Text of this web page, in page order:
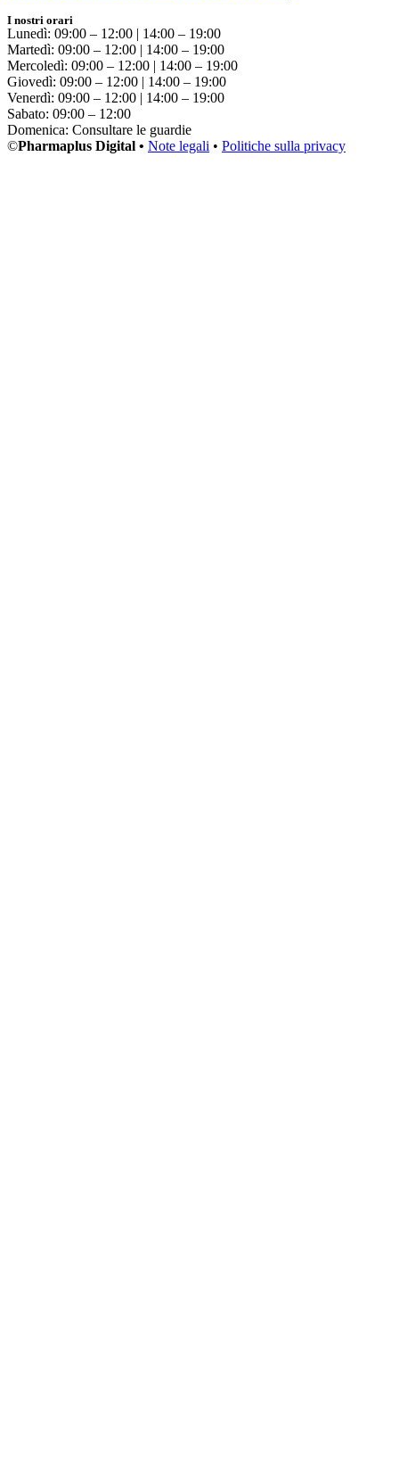
I nostri orari
Lunedì: 09:00 – 12:00 | 14:00 – 19:00
Martedì: 09:00 – 12:00 | 14:00 – 19:00
Mercoledì: 09:00 – 12:00 | 14:00 – 19:00
Giovedì: 09:00 – 12:00 | 14:00 – 19:00
Venerdì: 09:00 – 12:00 | 14:00 – 19:00
Sabato: 09:00 – 12:00
Domenica: Consultare le guardie
©Pharmaplus Digital • Note legali • Politiche sulla privacy